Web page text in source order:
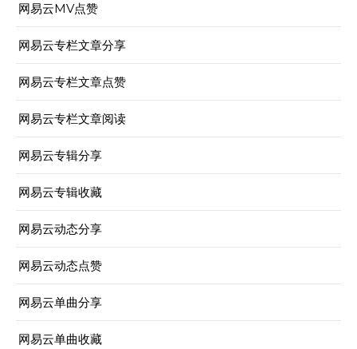
网易云MV点赞
网易云专栏文章分享
网易云专栏文章点赞
网易云专栏文章阅读
网易云专辑分享
网易云专辑收藏
网易云动态分享
网易云动态点赞
网易云单曲分享
网易云单曲收藏